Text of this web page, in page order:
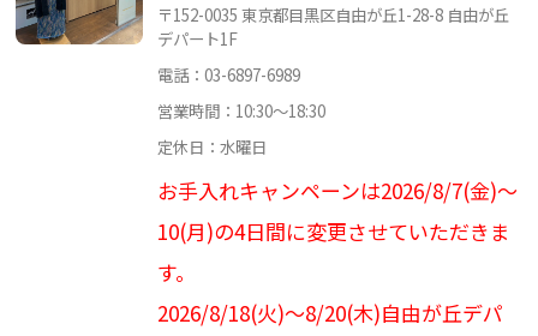
〒152-0035 東京都目黒区自由が丘1-28-8 自由が丘
デパート1F
電話：03-6897-6989
営業時間：10:30～18:30
定休日：水曜日
お手入れキャンペーンは2026/8/7(金)～
10(月)の4日間に変更させていただきま
す。
2026/8/18(火)～8/20(木)自由が丘デパ